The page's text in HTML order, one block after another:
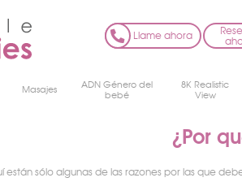
Llame ahora
Masajes
ADN Género del
bebé
8K Realistic
View
¿Por
están sólo algunas de las razones por las que